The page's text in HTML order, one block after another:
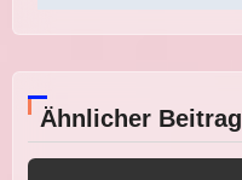
Ähnlicher Beitrag